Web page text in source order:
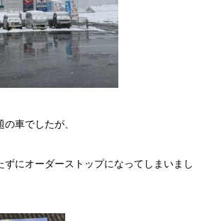
車でしたが、
ずにオーダーストップになってしまいまし